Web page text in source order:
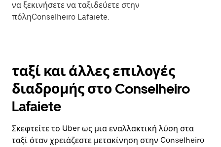
να ξεκινήσετε να ταξιδεύετε στην
πόληConselheiro Lafaiete.
ταξί και άλλες επιλογές
διαδρομής στο Conselheiro
Lafaiete
Σκεφτείτε το Uber ως μια εναλλακτική λύση στα
ταξί όταν χρειάζεστε μετακίνηση στην Conselheiro